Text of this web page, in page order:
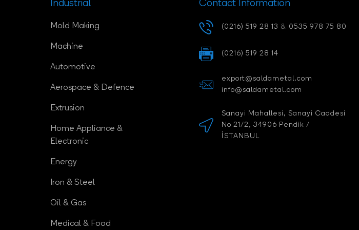
Industrial
Mold Making
Machine
Automotive
Aerospace & Defence
Extrusion
Home Appliance &
Electronic
Energy
Iron & Steel
Oil & Gas
Medical & Food
Contact Information
(0216) 519 28 13 & 0535 978 75 80
(0216) 519 28 14
export@saldametal.com
info@saldametal.com
Sanayi Mahallesi, Sanayi Caddesi
No 21/2, 34906 Pendik /
İSTANBUL